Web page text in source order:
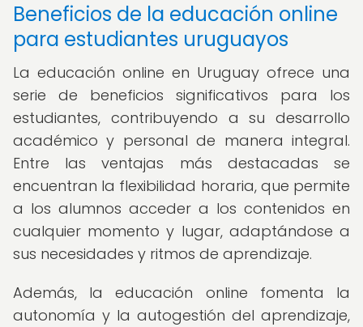
Beneficios de la educación online
para estudiantes uruguayos
La educación online en Uruguay ofrece una
serie de beneficios significativos para los
estudiantes, contribuyendo a su desarrollo
académico y personal de manera integral.
Entre las ventajas más destacadas se
encuentran la flexibilidad horaria, que permite
a los alumnos acceder a los contenidos en
cualquier momento y lugar, adaptándose a
sus necesidades y ritmos de aprendizaje.
Además, la educación online fomenta la
autonomía y la autogestión del aprendizaje,